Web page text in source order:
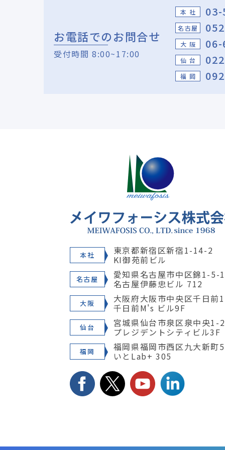
お電話でのお問合せ
受付時間 8:00~17:00
本 社
名古屋
大 阪
仙 台
福 岡
本社 東京都新宿区新宿1-14-2
KI御苑前ビル
名古屋 愛知県名古屋市中区錦1-5-
名古屋伊藤忠ビル 712
大阪 大阪府大阪市中央区千日前
千日前M's ビル9F
仙台 宮城県仙台市泉区泉中央1-
プレジデントシティビル3F
福岡 福岡県福岡市西区九大新町
いとLab+ 305